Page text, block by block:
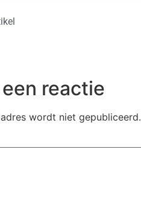
reactie
wordt niet gepubliceerd.